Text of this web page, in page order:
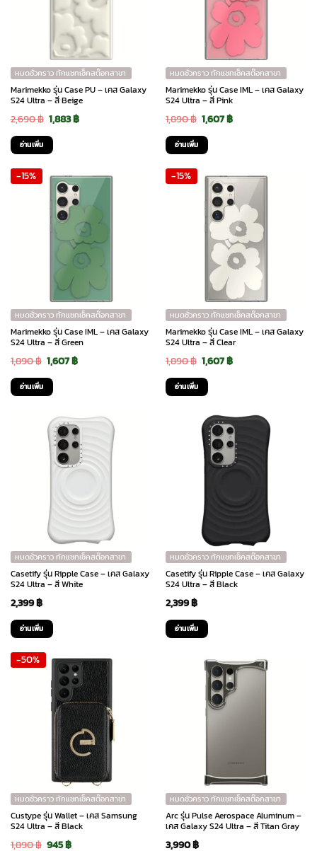
หมดชั่วคราว ทักแชทเช็คสต๊อกสาขา
Marimekko รุ่น Case PU – เคส Galaxy
S24 Ultra – สี Beige
2,690฿ Original
price
was:
2,690 ฿.
1,883฿Current
1,883 ฿.
อ่านเพิ่ม
หมดชั่วคราว ทักแชทเช็คสต๊อกสาขา
Marimekko รุ่น Case IML – เคส Galaxy
S24 Ultra – สี Pink
1,890฿ Original
price
was:
1,890 ฿.
1,607฿Current
1,607 ฿.
อ่านเพิ่ม
-15%
หมดชั่วคราว ทักแชทเช็คสต๊อกสาขา
Marimekko รุ่น Case IML – เคส Galaxy
S24 Ultra – สี Green
1,890฿ Original
price
was:
1,890 ฿.
1,607฿Current
1,607 ฿.
อ่านเพิ่ม
-15%
หมดชั่วคราว ทักแชทเช็คสต๊อกสาขา
Marimekko รุ่น Case IML – เคส Galaxy
S24 Ultra – สี Clear
1,890฿ Original
price
was:
1,890 ฿.
1,607฿Current
1,607 ฿.
อ่านเพิ่ม
หมดชั่วคราว ทักแชทเช็คสต๊อกสาขา
Casetify รุ่น Ripple Case – เคส Galaxy
S24 Ultra – สี White
2,399฿
อ่านเพิ่ม
หมดชั่วคราว ทักแชทเช็คสต๊อกสาขา
Casetify รุ่น Ripple Case – เคส Galaxy
S24 Ultra – สี Black
2,399฿
อ่านเพิ่ม
-50%
หมดชั่วคราว ทักแชทเช็คสต๊อกสาขา
Custype รุ่น Wallet – เคส Samsung
S24 Ultra – สี Black
1,890฿ Original
945฿Current
หมดชั่วคราว ทักแชทเช็คสต๊อกสาขา
Arc รุ่น Pulse Aerospace Aluminum –
เคส Galaxy S24 Ultra – สี Titan Gray
3,990฿